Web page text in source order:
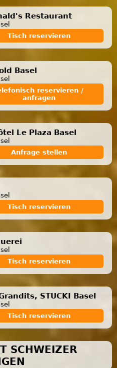
Restaurant
Tisch reservieren
Basel
reservieren /
anfragen
Le Plaza Basel
Anfrage stellen
Tisch reservieren
Tisch reservieren
STUCKI Basel
Tisch reservieren
SCHWEIZER